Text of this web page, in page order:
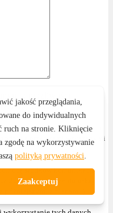
o możliwości
zgodę na:
wykorzystanie tych danych do
z przepisami wskazanymi
środków komunikacji
2002r. o świadczeniu usług
późniejszymi zmianami )